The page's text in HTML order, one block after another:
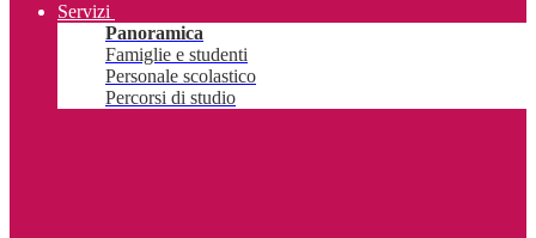
Servizi
Panoramica
Famiglie e studenti
Personale scolastico
Percorsi di studio